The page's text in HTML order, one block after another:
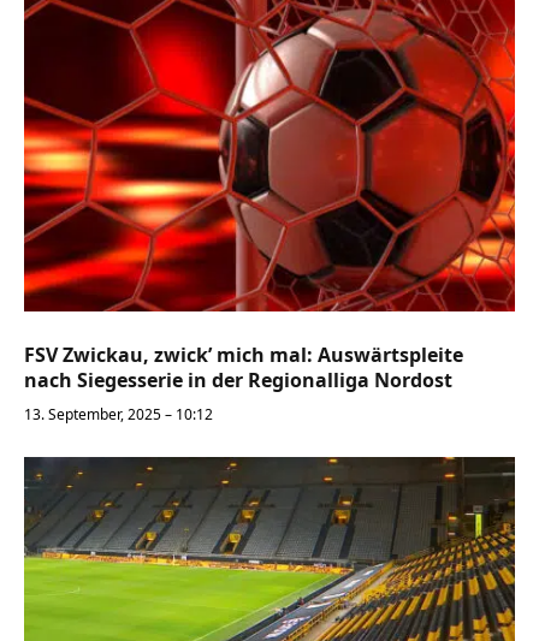
FSV Zwickau, zwick’ mich mal: Auswärtspleite
nach Siegesserie in der Regionalliga Nordost
13. September, 2025 – 10:12